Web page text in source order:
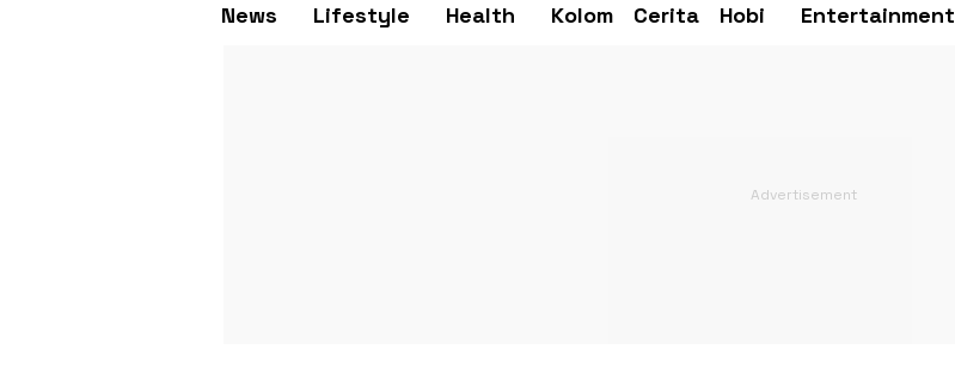
News Lifestyle Health Kolom Cerita Hobi Entertainment